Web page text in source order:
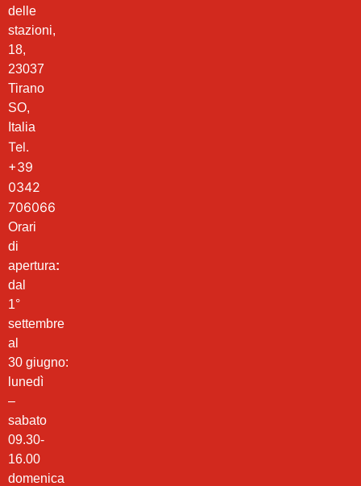
delle
stazioni,
18,
23037
Tirano
SO,
Italia
Tel.
+39
0342
706066
Orari
di
apertura:
dal
1°
settembre
al
30 giugno:
lunedì
–
sabato
09.30-
16.00
domenica